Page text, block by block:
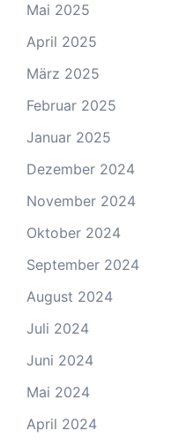
Mai 2025
April 2025
März 2025
Februar 2025
Januar 2025
Dezember 2024
November 2024
Oktober 2024
September 2024
August 2024
Juli 2024
Juni 2024
Mai 2024
April 2024